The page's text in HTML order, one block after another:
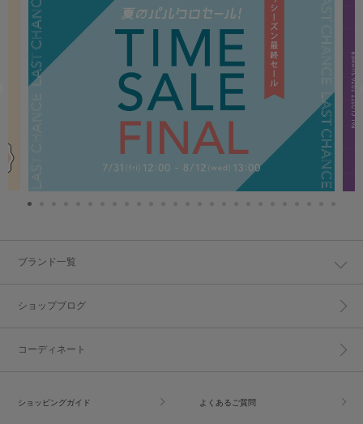
ブランド一覧
ショップブログ
コーディネート
ショッピングガイド よくあるご質問